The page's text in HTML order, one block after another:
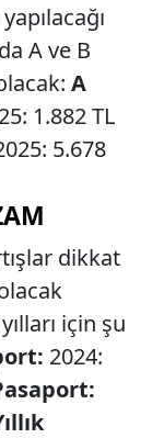
A ve B
A
1.882 TL
5.678
dikkat
için şu
2024: